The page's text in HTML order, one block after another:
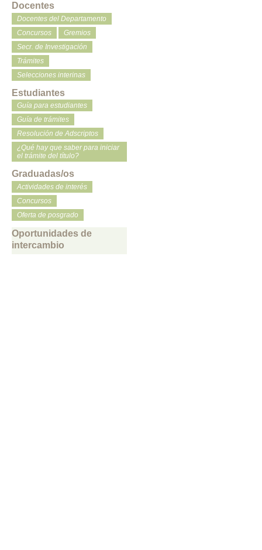
Docentes
Docentes del Departamento
Concursos
Gremios
Secr. de Investigación
Trámites
Selecciones interinas
Estudiantes
Guía para estudiantes
Guía de trámites
Resolución de Adscriptos
¿Qué hay que saber para iniciar
el trámite del título?
Graduadas/os
Actividades de interés
Concursos
Oferta de posgrado
Oportunidades de
intercambio